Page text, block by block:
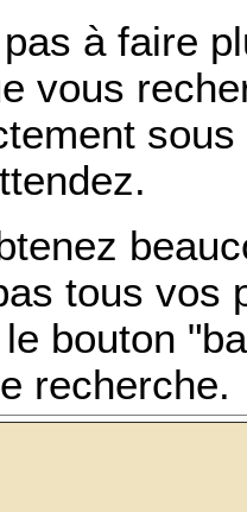
à faire
vous
tous vos
bouton
recherche.